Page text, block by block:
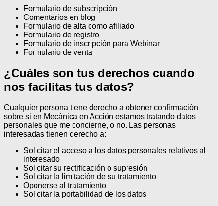
Formulario de subscripción
Comentarios en blog
Formulario de alta como afiliado
Formulario de registro
Formulario de inscripción para Webinar
Formulario de venta
¿Cuáles son tus derechos cuando
nos facilitas tus datos?
Cualquier persona tiene derecho a obtener confirmación
sobre si en Mecánica en Acción estamos tratando datos
personales que me concierne, o no. Las personas
interesadas tienen derecho a:
Solicitar el acceso a los datos personales relativos al
interesado
Solicitar su rectificación o supresión
Solicitar la limitación de su tratamiento
Oponerse al tratamiento
Solicitar la portabilidad de los datos